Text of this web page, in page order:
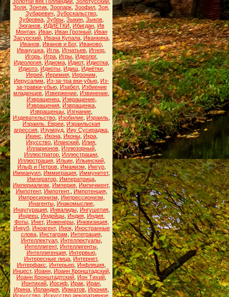
Золя Зонтик Зоопарк Зоофил Зоя
Зубаревич Зубоскальство,
Зубровка Зубры Зыкин Зыков
Зюганов ИДИЁТКИ Ибигдан Ив
Монтан, Иван, Иван Грозный, Иван
Засурский, Ивана Купала, Иванкина,
Иванов, Иванов и Бог, Иваново,
Иванушка Игла Игнатьев Игнор
Игорь Игра Игры Идеолог,
Идеология, Идиома, Идиот, Идиотка,
Идиото Идиоты Идиш Идиётки
Иерей, Иеремия, Иероним
Иерусалим
Из-за-тра вки-убью Из-
за-травки-убью, Изабел, Избиение
младенцев Извержение Извинение
Извращенец, Извращение,
Извращения Извращенка
Извращенцы Изгнание
Издевательство Изобилие Израиль
Израиль. Евреи Израильская
агрессия Изумруд Ииу Сусираджа
Икинс
Икона, Иконы, Икра,
Икусство Иланский Илия
Илларионов Иллюзорный
Иллюстратор Иллюстрации
Иллюстрация, Ильин, Ильинский,
Ильф и Петров, Имажизм Имгур,
Иммануил Иммиграция Иммунитет,
Император, Императрица,
Империализм
Империя Импичмент,
Импотент, Импотент. Импотенция,
Импресионизм
Импрессионизм
Инагенты, Инакомыслие,
Инаугурация, Инвалиды, Ингушетия,
Индеец, Индейцы, Индия, Индия.
Фоты, Инет, Инженеры, Инквизиция,
Инкуб, Иноагент, Инок, Иностранные
слова, Инстаграм Интеграция,
Интеллектуал, Интеллектуалы,
Интеллигент, Интеллигенты
Интеллигенция, Интервью,
Интересные лица Интернет,
Интерфакс
Интерьер Инфляция
Инцест, Иоанн, Иоанн Кронштадский,
Иоанн Кронштадтский Ион Тихий
Ионтихий Иосиф Ирак Иран
Ирина Ирландия Ирматов Ирония
Искусство Искусство декоративное